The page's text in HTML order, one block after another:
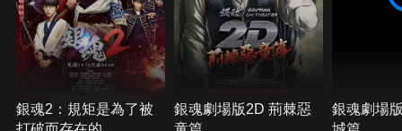
銀魂2：規矩是為了被
銀魂劇場版2D 荊棘惡
銀魂劇場